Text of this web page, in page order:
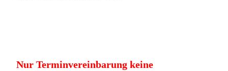
Nur Terminvereinbarung keine